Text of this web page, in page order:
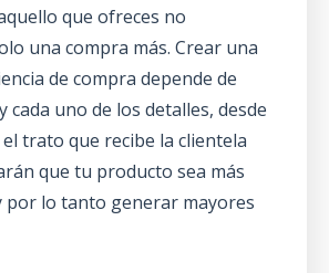
que ofreces no
una compra más. Crear una
de compra depende de
cada uno de los detalles, desde
trato que recibe la clientela
que tu producto sea más
por lo tanto generar mayores